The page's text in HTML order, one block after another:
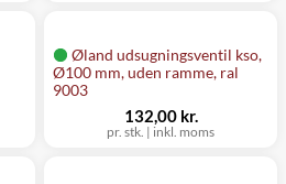
Øland udsugningsventil kso,
Ø100 mm, uden ramme, ral
9003
pr. stk. | inkl. moms
132,00 kr.